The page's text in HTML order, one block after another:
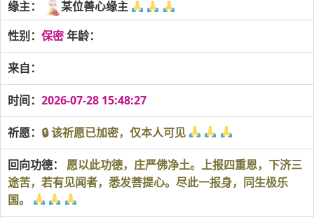
缘主：
某位善心缘主
性别： 保密年龄：
来自：
时间： 2026-07-28 15:48:27
祈愿： 🔒 该祈愿已加密，仅本人可见
回向功德： 愿以此功德，庄严佛净土。上报四重恩，下济三
途苦，若有见闻者，悉发菩提心。尽此一报身，同生极乐
国。